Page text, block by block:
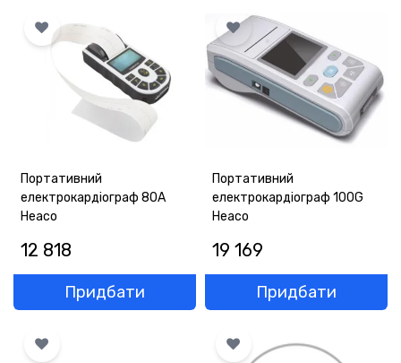
ОПЛАТА
ГАРАНТІЯ
КОНТАКТИ
(093) 170-98-23
Портативний
електрокардіограф 80A
Heaco
12 818
Придбати
Портативний
електрокардіограф 100G
Heaco
19 169
Придбати